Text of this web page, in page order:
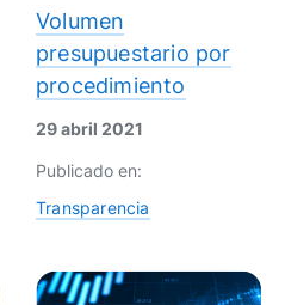
Volumen
presupuestario por
procedimiento
29 abril 2021
Publicado en:
Transparencia